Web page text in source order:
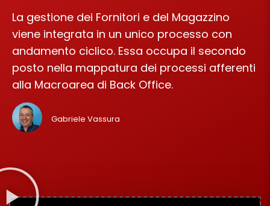
La gestione dei Fornitori e del Magazzino
viene integrata in un unico processo con
andamento ciclico. Essa occupa il secondo
posto nella mappatura dei processi afferenti
alla Macroarea di Back Office.
Gabriele Vassura